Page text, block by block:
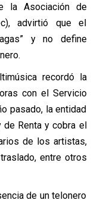
la Asociación de
advirtió que el
y no define
recordó la
con el Servicio
pasado, la entidad
de Renta y cobra el
de los artistas,
entre otros
de un telonero